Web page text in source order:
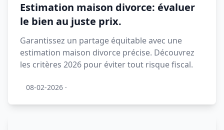
Estimation maison divorce: évaluer
le bien au juste prix.
Garantissez un partage équitable avec une
estimation maison divorce précise. Découvrez
les critères 2026 pour éviter tout risque fiscal.
08-02-2026 ·